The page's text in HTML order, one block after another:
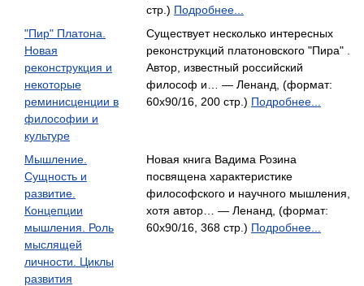
стр.) Подробнее...
"Пир" Платона.
Новая
реконструкция и
некоторые
реминисценции в
философии и
культуре
Существует несколько интересных
реконструкций платоновского "Пира" .
Автор, известный российский
философ и… — Ленанд, (формат:
60x90/16, 200 стр.) Подробнее...
Мышление.
Сущность и
развитие.
Концепции
мышления. Роль
мыслящей
личности. Циклы
развития
Новая книга Вадима Розина
посвящена характеристике
философского и научного мышления,
хотя автор… — Ленанд, (формат:
60x90/16, 368 стр.) Подробнее...